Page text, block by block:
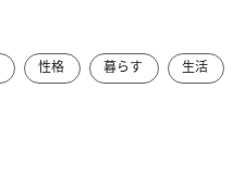
性格 暮らす 生活